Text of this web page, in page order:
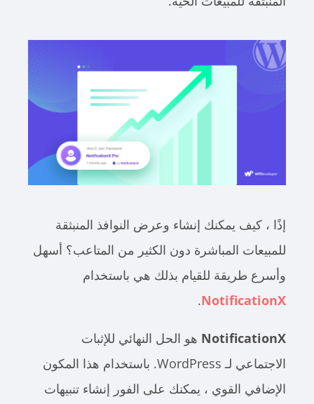
إذًا ، كيف يمكنك إنشاء وعرض النوافذ المنبثقة
للمبيعات المباشرة دون الكثير من المتاعب؟ أسهل
وأسرع طريقة للقيام بذلك هي باستخدام
NotificationX
.
NotificationXهو الحل النهائي للإثبات
الاجتماعي لـ WordPress. باستخدام هذا المكون
الإضافي القوي ، يمكنك على الفور إنشاء تنبيهات